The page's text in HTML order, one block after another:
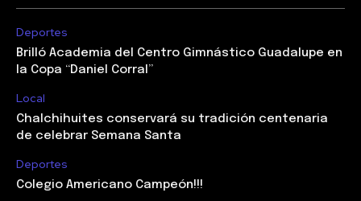
Deportes
Brilló Academia del Centro Gimnástico Guadalupe en
la Copa “Daniel Corral”
Local
Chalchihuites conservará su tradición centenaria
de celebrar Semana Santa
Deportes
Colegio Americano Campeón!!!